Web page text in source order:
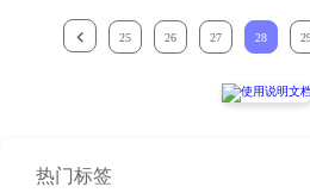
25 26 27 28
热门标签